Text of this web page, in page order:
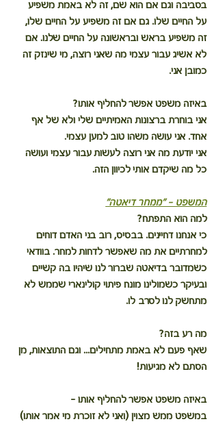
בסביבה וגם אם הוא שם, זה לא באמת משפיע
על החיים שלו. גם אם זה משפיע על החיים שלו,
זה משפיע בראש ובראשונה על החיים שלנו. אם
לא אשיג עבור עצמי מה שאני רוצה, מי שינזק זה
כמובן אני.
באיזה משפט אפשר להחליף אותו?
אני בוחרת ברצונות האמיתיים שלי ולא של אף
אחד. אני עושה משהו טוב למען עצמי.
אני יודעת מה אני רוצה לעשות עבור עצמי ועושה
כל מה שיקדם אותי לכיוון הזה.
המשפט – ״ממחר דיאטה״
למה הוא התפתח?
כי אנחנו דחיינים. בבסיס, רוב בני האדם דוחים
למחרתיים את מה שאפשר לדחות למחר. בוודאי
כשמדובר בדיאטה שברור לנו שיהיו בה קשיים
ובעיקר כשמולינו מונח פיתוי קולינארי שממש לא
מתחשק לנו לסרב לו.
מה רע בזה?
שאף פעם לא באמת מתחילים... וגם התוצאות, מן
הסתם לא מגיעות!
באיזה משפט אפשר להחליף אותו –
במשפט ממש מצוין (ואני לא זוכרת מי אמר אותו)